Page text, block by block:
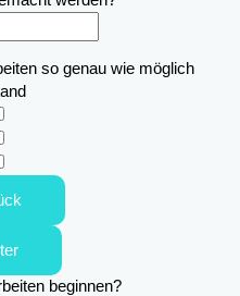
so genau wie möglich
beginnen?